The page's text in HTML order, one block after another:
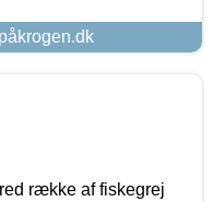
række af fiskegrej